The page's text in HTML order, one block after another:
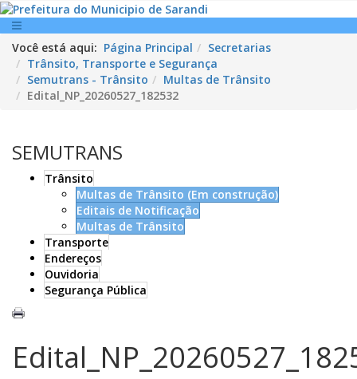
Você está aqui: Página Principal
Secretarias
Trânsito, Transporte e Segurança
Semutrans - Trânsito
Multas de Trânsito
Edital_NP_20260527_182532
SEMUTRANS
Trânsito
Multas de Trânsito (Em construção)
Editais de Notificação
Multas de Trânsito
Transporte
Endereços
Ouvidoria
Segurança Pública